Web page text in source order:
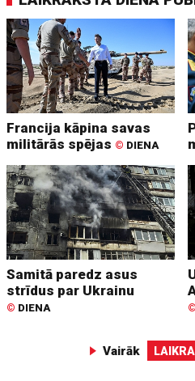
Francija kāpina savas
militārās spējas © DIENA
Samitā paredz asus
strīdus par Ukrainu
© DIENA ©
Vairāk